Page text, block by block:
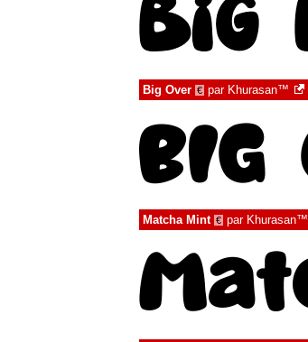
Big Over € par Khurasan™
Matcha Mint € par Khurasan™